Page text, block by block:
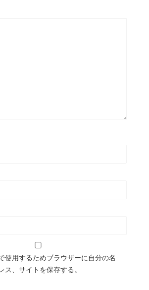
使用するためブラウザーに自分の名
ス、サイトを保存する。